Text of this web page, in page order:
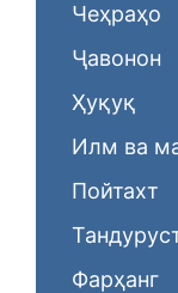
Чеҳраҳо
Ҷавонон
Ҳуқуқ
Илм ва
Пойтахт
Фарҳанг